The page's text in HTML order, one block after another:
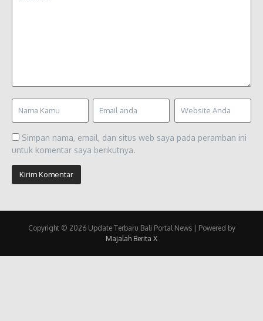
Simpan nama, email, dan situs web saya pada peramban ini
untuk komentar saya berikutnya.
Copyright © 2026 Update Terbaru Bali Portal News | Powered by
Majalah Berita X